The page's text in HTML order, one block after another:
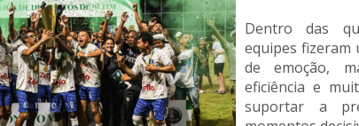
Dentro das
equipes fizeram
de emoção,
eficiência e
suportar a